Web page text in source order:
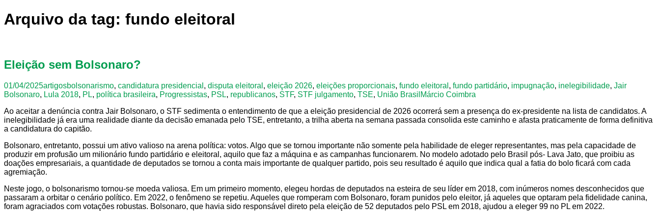
Arquivo da tag: fundo eleitoral
Eleição sem Bolsonaro?
01/04/2025artigosbolsonarismo, candidatura presidencial , disputa eleitoral , eleição 2026, eleições proporcionais, fundo eleitoral , fundo partidário, impugnação, inelegibilidade, Jair
Bolsonaro, Lula 2018, PL, política brasileira, Progressistas, PSL, republicanos, STF, STF julgamento, TSE, União Brasil Márcio Coimbra
Ao aceitar a denúncia contra Jair Bolsonaro, o STF sedimenta o entendimento de que a eleição presidencial de 2026 ocorrerá sem a presença do ex-presidente na lista de candidatos. A
inelegibilidade já era uma realidade diante da decisão emanada pelo TSE, entretanto, a trilha aberta na semana passada consolida este caminho e afasta praticamente de forma definitiva
a candidatura do capitão.
Bolsonaro, entretanto, possui um ativo valioso na arena política: votos. Algo que se tornou importante não somente pela habilidade de eleger representantes, mas pela capacidade de
produzir em profusão um milionário fundo partidário e eleitoral, aquilo que faz a máquina e as campanhas funcionarem. No modelo adotado pelo Brasil pós- Lava Jato, que proibiu as
doações empresariais, a quantidade de deputados se tornou a conta mais importante de qualquer partido, pois seu resultado é aquilo que indica qual a fatia do bolo ficará com cada
agremiação.
Neste jogo, o bolsonarismo tornou-se moeda valiosa. Em um primeiro momento, elegeu hordas de deputados na esteira de seu líder em 2018, com inúmeros nomes desconhecidos que
passaram a orbitar o cenário político. Em 2022, o fenômeno se repetiu. Aqueles que romperam com Bolsonaro, foram punidos pelo eleitor, já aqueles que optaram pela fidelidade canina,
foram agraciados com votações robustas. Bolsonaro, que havia sido responsável direto pela eleição de 52 deputados pelo PSL em 2018, ajudou a eleger 99 no PL em 2022.